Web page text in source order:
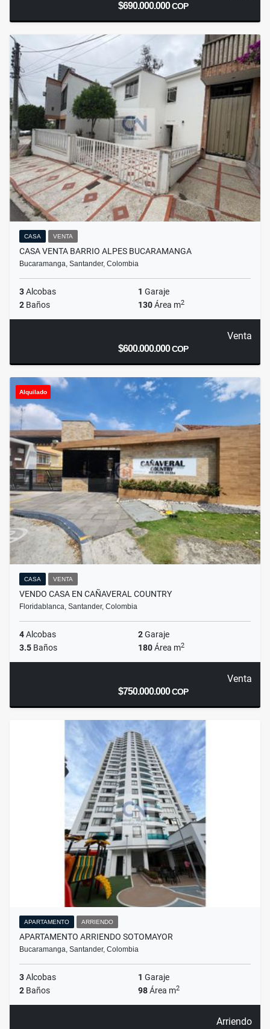
$690.000.000COP
CASA VENTA
CASA VENTA BARRIO ALPES BUCARAMANGA
Bucaramanga, Santander, Colombia
3Alcobas 1 Garaje
2 Baños 130Área m2
Venta
$600.000.000COP
Alquilado
CASA VENTA
VENDO CASA EN CAÑAVERAL COUNTRY
Floridablanca, Santander, Colombia
4Alcobas 2Garaje
3.5 Baños 180Área m2
Venta
$750.000.000COP
APARTAMENTO ARRIENDO
APARTAMENTO ARRIENDO SOTOMAYOR
Bucaramanga, Santander, Colombia
3Alcobas 1 Garaje
2 Baños 98Área m2
Arriendo